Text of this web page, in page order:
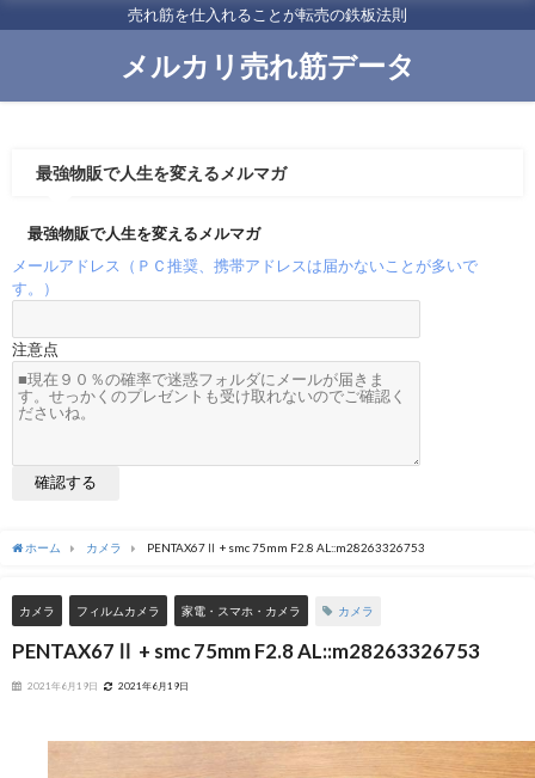
売れ筋を仕入れることが転売の鉄板法則
メルカリ売れ筋データ
最強物販で人生を変えるメルマガ
最強物販で人生を変えるメルマガ
メールアドレス（ＰＣ推奨、携帯アドレスは届かないことが多いで
す。）
注意点
ホーム カメラ PENTAX67Ⅱ + smc 75mm F2.8 AL::m28263326753
カメラ フィルムカメラ 家電・スマホ・カメラ カメラ
PENTAX67Ⅱ + smc 75mm F2.8 AL::m28263326753
2021年6月19日 2021年6月19日